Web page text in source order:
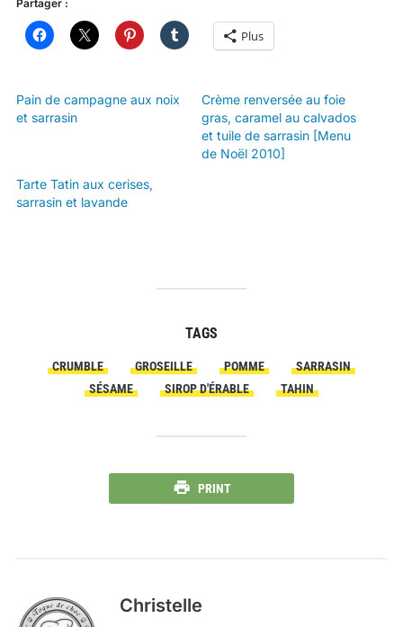
Partager :
Plus
Pain de campagne aux noix
et sarrasin
Crème renversée au foie
gras, caramel au calvados
et tuile de sarrasin [Menu
de Noël 2010]
Tarte Tatin aux cerises,
sarrasin et lavande
TAGS
CRUMBLE GROSEILLE POMME
SARRASIN
SÉSAME
SIROP D'ÉRABLE TAHIN
PRINT
Christelle